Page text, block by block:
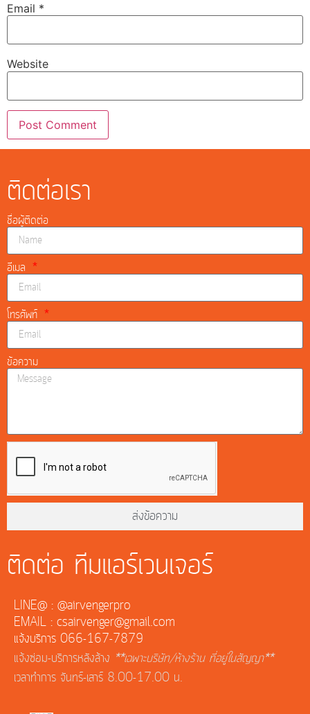
Email *
Website
ติดต่อเรา
ชื่อผู้ติดต่อ
อีเมล
โทรศัพท์
ข้อความ
ส่งข้อความ
ติดต่อ ทีมแอร์เวนเจอร์
LINE@ : @airvengerpro
EMAIL : csairvenger@gmail.com
แจ้งบริการ 066-167-7879
แจ้งซ่อม-บริการหลังล้าง **เฉพาะบริษัท/ห้างร้าน ที่อยู่ในสัญญา**
เวลาทำการ จันทร์-เสาร์ 8.00-17.00 น.